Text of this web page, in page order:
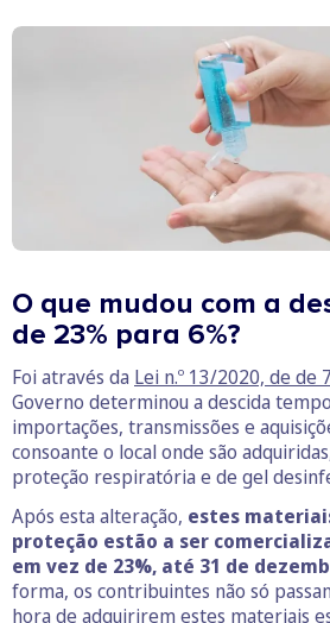
O que mudou com a
de 23% para 6%?
Foi através da Lei n.º 13/2020, de de
Governo determinou a descida
importações, transmissões e
consoante o local onde são
proteção respiratória e de gel
Após esta alteração, estes
proteção estão a ser
em vez de 23%, até 31 de
forma, os contribuintes não só
hora de adquirirem estes materiais